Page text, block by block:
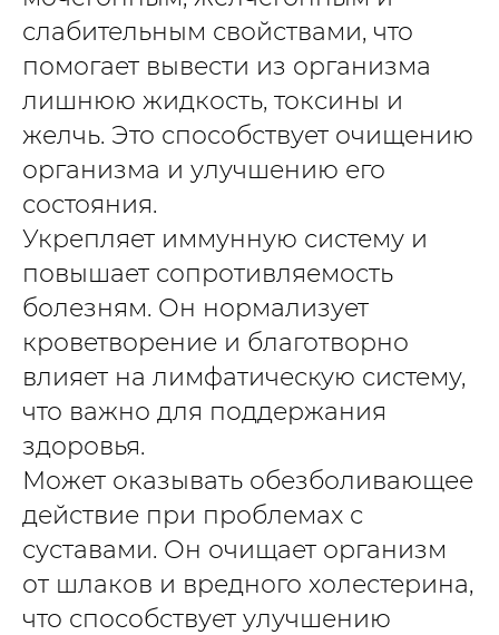
слабительным свойствами, что
помогает вывести из организма
лишнюю жидкость, токсины и
желчь. Это способствует очищению
организма и улучшению его
состояния.
Укрепляет иммунную систему и
повышает сопротивляемость
болезням. Он нормализует
кроветворение и благотворно
влияет на лимфатическую систему,
что важно для поддержания
здоровья.
Может оказывать обезболивающее
действие при проблемах с
суставами. Он очищает организм
от шлаков и вредного холестерина,
что способствует улучшению